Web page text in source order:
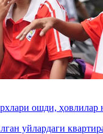
ошди, ҳовлилар
уйлардаги